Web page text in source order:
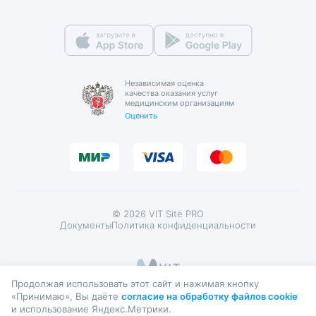
Фотогалерея
Письмо директору
Независимая оценка
качества оказания услуг
медицинским организациям
Оценить
© 2026 VIT Site PRO
ДокументыПолитика конфиденциальности
ИМЕЮТСЯ ПРОТИВОПОКАЗАНИЯ. НЕОБХОДИМО
ПРОКОНСУЛЬТИРОВАТЬСЯ СО СПЕЦИАЛИСТОМ
Продолжая использовать этот сайт и нажимая кнопку
«Принимаю», Вы даёте согласие на обработку файлов cookie
и использование Яндекс.Метрики.
Детский инструктор ЛФК
Детский кардиолог
Детский ЛОР-хирург
Детский мануальный терапевт